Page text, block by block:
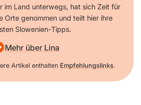
im Land unterwegs, hat sich Zeit für
Orte genommen und teilt hier ihre
Slowenien-Tipps.
Mehr über Lina
Artikel enthalten Empfehlungslinks.